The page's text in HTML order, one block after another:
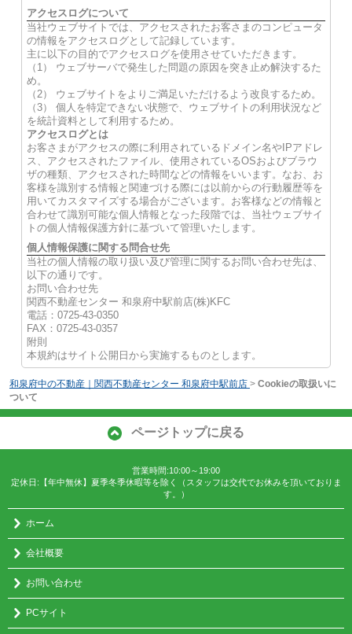
アクセスログについて
当社ウェブサイトでは、アクセスされたお客さまのコンピュータ
の情報をアクセスログとして記録しています。
主に以下の目的でアクセスログを使用させていただきます。
（1） ウェブサーバで発生した問題の原因を突き止め解決するた
め。
（2） ウェブサイトをよりご満足いただけるよう改良するため。
（3） 個人を特定できない状態で、ウェブサイトの利用状況など
を統計資料として利用するため。
アクセスログとは
お客さまがアクセスの際に利用されているドメイン名やIPアドレ
ス、アクセスされたファイル、使用されているOSおよびブラウ
ザの種類、アクセスされた時間などの情報をいいます。なお、お
客様を識別する情報と関連づける際には以前からの行動履歴等を
用いてカスタマイズする場合がございます。お客様などの情報と
合わせて識別可能な個人情報となった段階では、当社ウェブサイ
トの個人情報保護方針に基づいて管理いたします。
個人情報保護に関する問合せ先
当社の個人情報の取り扱い及び管理に関するお問い合わせ先は、
以下の通りです。
お問い合わせ先
関西不動産センター 和泉府中駅前店(株)KFC
電話：0725-43-0350
FAX：0725-43-0357
附則
本規約はサイト公開日から実施するものとします。
和泉府中の不動産｜関西不動産センター 和泉府中駅前店 > Cookieの取扱いに
ついて
ページトップに戻る
営業時間:10:00～19:00
定休日:【年中無休】夏季冬季休暇等を除く（スタッフは交代でお休みを頂いておりま
す。）
ホーム
会社概要
お問い合わせ
PCサイト